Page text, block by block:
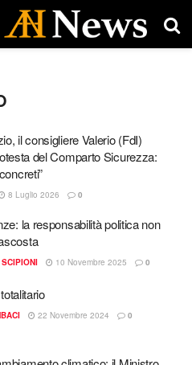
il consigliere Valerio (FdI)
del Comparto Sicurezza:
8 Luglio 2026 0
la responsabilità politica non
10 Novembre 2025 0
22 Novembre 2024 0